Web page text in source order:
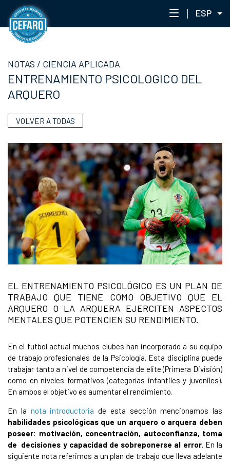
ESP
CENTRO
STAFF
RED DE ACADEMIAS
CEFARQLAB
NOTAS / CIENCIA APLICADA
ENTRENAMIENTO PSICOLOGICO DEL
ARQUERO
VOLVER A TODAS
EL ENTRENAMIENTO PSICOLÓGICO ES UN PLAN DE
TRABAJO QUE TIENE COMO OBJETIVO QUE EL
ARQUERO O LA ARQUERA EJERCITEN ASPECTOS
MENTALES QUE POTENCIEN SU RENDIMIENTO.
En el futbol actual muchos clubes han incorporado a su equipo
de trabajo profesionales de la Psicología. Esta disciplina puede
trabajar tanto a nivel de competencia de elite (Primera División)
como en niveles formativos (categorías infantiles y juveniles).
En ambos el objetivo es aumentar el rendimiento.
En la nota introductoria de esta sección mencionamos las
habilidades psicológicas que un arquero o arquera deben
poseer: motivación, concentración, autoconfianza, toma
de decisiones y capacidad de sobreponerse al error. En la
siguiente nota referimos a un plan de trabajo que lleva adelante